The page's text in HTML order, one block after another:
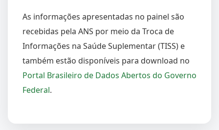
As informações apresentadas no painel são
recebidas pela ANS por meio da Troca de
Informações na Saúde Suplementar (TISS) e
também estão disponíveis para download no
Portal Brasileiro de Dados Abertos do Governo
Federal.